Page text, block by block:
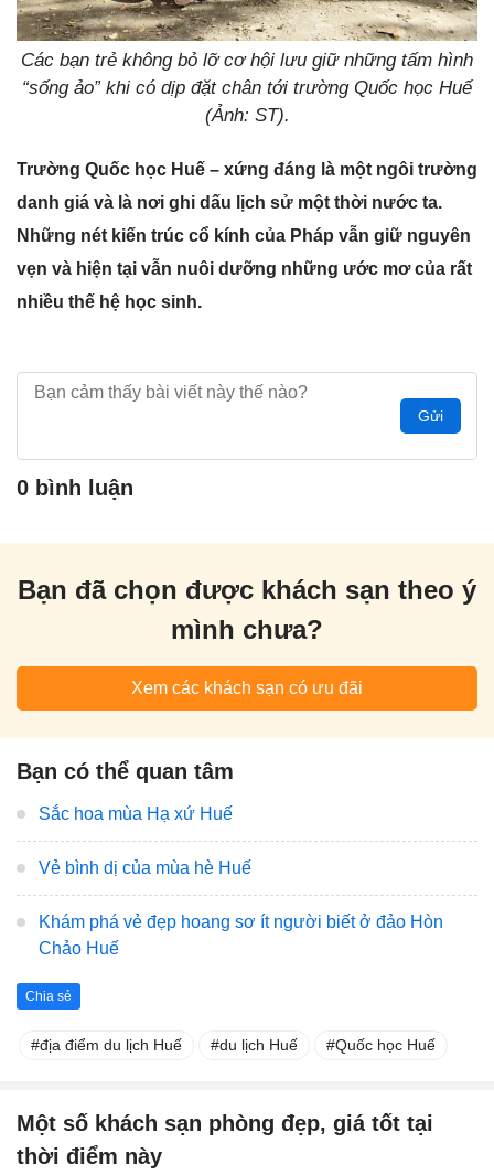
Các bạn trẻ không bỏ lỡ cơ hội lưu giữ những tấm hình
“sống ảo” khi có dịp đặt chân tới trường Quốc học Huế
(Ảnh: ST).
Trường Quốc học Huế – xứng đáng là một ngôi trường
danh giá và là nơi ghi dấu lịch sử một thời nước ta.
Những nét kiến trúc cổ kính của Pháp vẫn giữ nguyên
vẹn và hiện tại vẫn nuôi dưỡng những ước mơ của rất
nhiều thế hệ học sinh.
Gửi
0 bình luận
Bạn đã chọn được khách sạn theo ý
mình chưa?
Xem các khách sạn có ưu đãi
Bạn có thể quan tâm
Sắc hoa mùa Hạ xứ Huế
Vẻ bình dị của mùa hè Huế
Khám phá vẻ đẹp hoang sơ ít người biết ở đảo Hòn
Chảo Huế
Chia sẻ
địa điểm du lịch Huế du lịch Huế Quốc học Huế
Một số khách sạn phòng đẹp, giá tốt tại
thời điểm này